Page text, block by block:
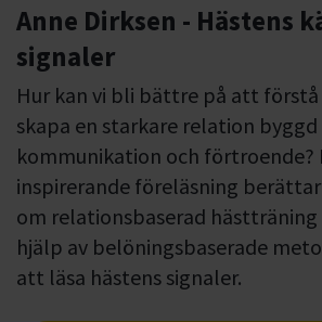
Anne Dirksen - Hästens
signaler
Hur kan vi bli bättre på att förstå
skapa en starkare relation byggd
kommunikation och förtroende?
inspirerande föreläsning berättar
om relationsbaserad hästträning
hjälp av belöningsbaserade
att läsa hästens signaler.